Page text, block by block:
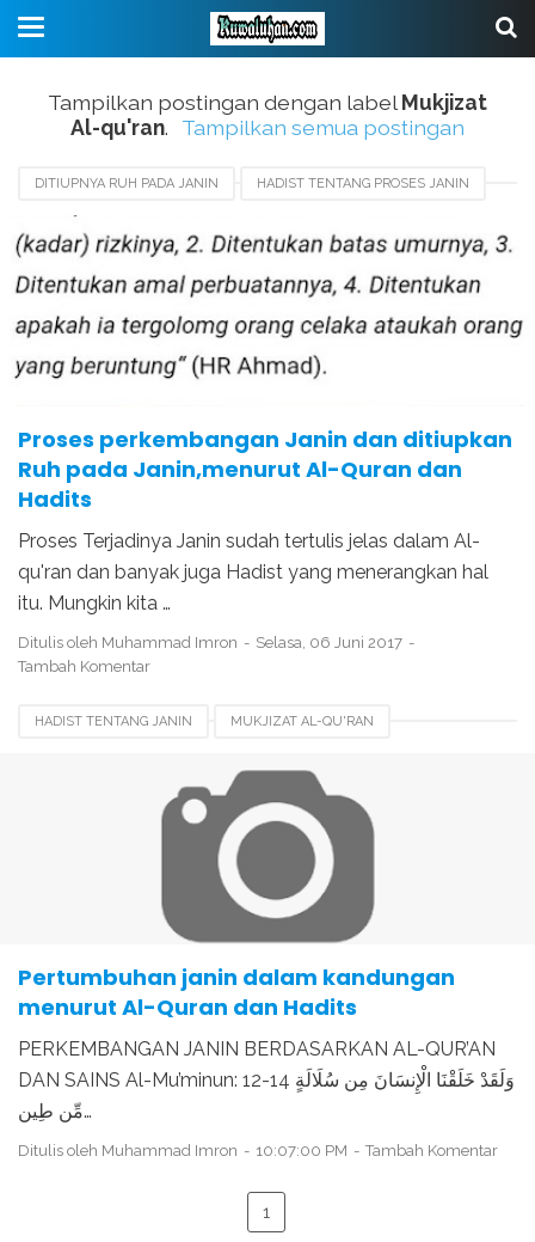
Tampilkan postingan dengan labelMukjizat
Al-qu'ran. Tampilkan semua postingan
DITIUPNYA RUH PADA JANIN HADIST TENTANG PROSES JANIN
MUKJIZAT AL-QU'RAN
PERTUMBUHAN JANIN DALAM KANDUNGAN
PROSES DAN PERKEMBANGAN JANIN PROSES JANIN
PROSES PERKEMBANGAN JANIN
Proses perkembangan Janin dan ditiupkan
Ruh pada Janin,menurut Al-Quran dan
Hadits
Proses Terjadinya Janin sudah tertulis jelas dalam Al-
qu'ran dan banyak juga Hadist yang menerangkan hal
itu. Mungkin kita …
Ditulis oleh Muhammad Imron
Selasa, 06 Juni 2017
Tambah Komentar
HADIST TENTANG JANIN MUKJIZAT AL-QU'RAN
PERTUMBUHAN JANIN PROSES JANIN DALAM KANDUNGAN
PROSES MANUSIA DALAM KANDUNGAN
TERJADINYA JANIN DALAM KANDUNGAN
Pertumbuhan janin dalam kandungan
menurut Al-Quran dan Hadits
PERKEMBANGAN JANIN BERDASARKAN AL-QUR’AN
DAN SAINS Al-Mu’minun: 12-14 وَلَقَدْ خَلَقْنَا الْإِنسَانَ مِن سُلَالَةٍ
مِّن طِين…
Ditulis oleh Muhammad Imron 10:07:00 PM Tambah Komentar
1